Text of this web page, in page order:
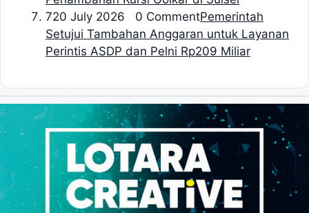
720 July 2026 0 CommentPemerintah
Setujui Tambahan Anggaran untuk Layanan
Perintis ASDP dan Pelni Rp209 Miliar